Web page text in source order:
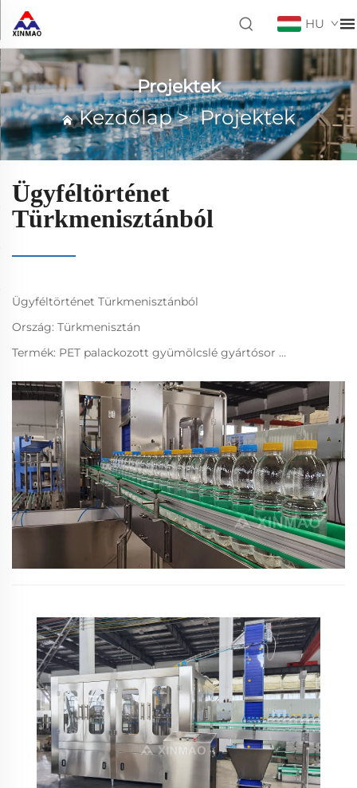
HU
Projektek
Kezdőlap>Projektek
Ügyféltörténet
Türkmenisztánból
Ügyféltörténet Türkmenisztánból
Ország: Türkmenisztán
Termék: PET palackozott gyümölcslé gyártósor
Kapacitás: 10000BPH (500ml)
Megoldás: Gyümölcslé gyártósor